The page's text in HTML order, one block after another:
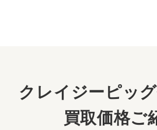
クレイジーピッ
買取価格ご